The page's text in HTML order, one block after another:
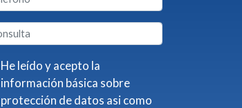
He leído y acepto la
información básica sobre
protección de datos asi como